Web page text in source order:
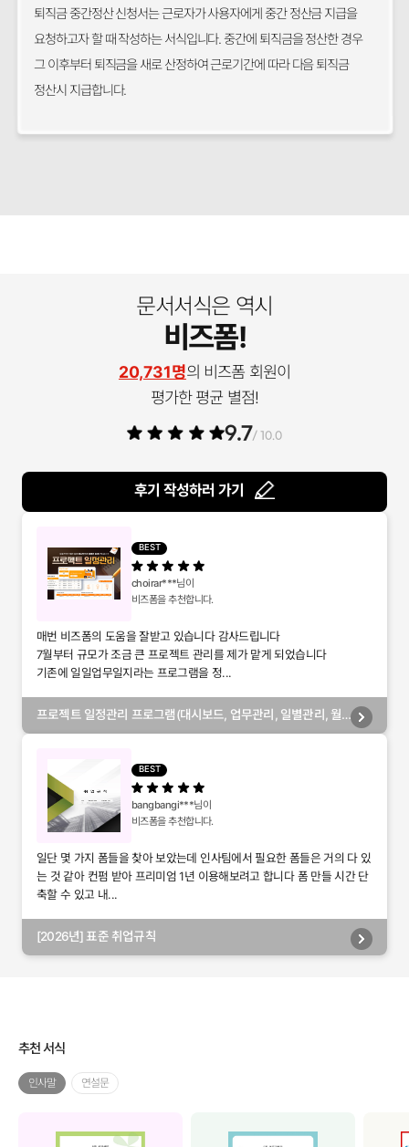
퇴직금 중간정산 신청서는 근로자가 사용자에게 중간 정산금 지급을
요청하고자 할 때 작성하는 서식입니다. 중간에 퇴직금을 정산한 경우
그 이후부터 퇴직금을 새로 산정하여 근로기간에 따라 다음 퇴직금
정산시 지급합니다.
문서서식은 역시
비즈폼!
20,731명의 비즈폼 회원이
평가한 평균 별점!
9.7/ 10.0
후기 작성하러 가기
BEST
choirar***님이
비즈폼을 추천합니다.
매번 비즈폼의 도움을 잘받고 있습니다 감사드립니다
7월부터 규모가 조금 큰 프로젝트 관리를 제가 맡게 되었습니다
기존에 일일업무일지라는 프로그램을 정...
프로젝트 일정관리 프로그램(대시보드, 업무관리, 일별관리, 월
BEST
bangbangi***님이
비즈폼을 추천합니다.
일단 몇 가지 폼들을 찾아 보았는데 인사팀에서 필요한 폼들은 거의 다 있
는 것 같아 컨펌 받아 프리미엄 1년 이용해보려고 합니다 폼 만들 시간 단
축할 수 있고 내...
[2026년] 표준 취업규칙
추천 서식
인사말 연설문